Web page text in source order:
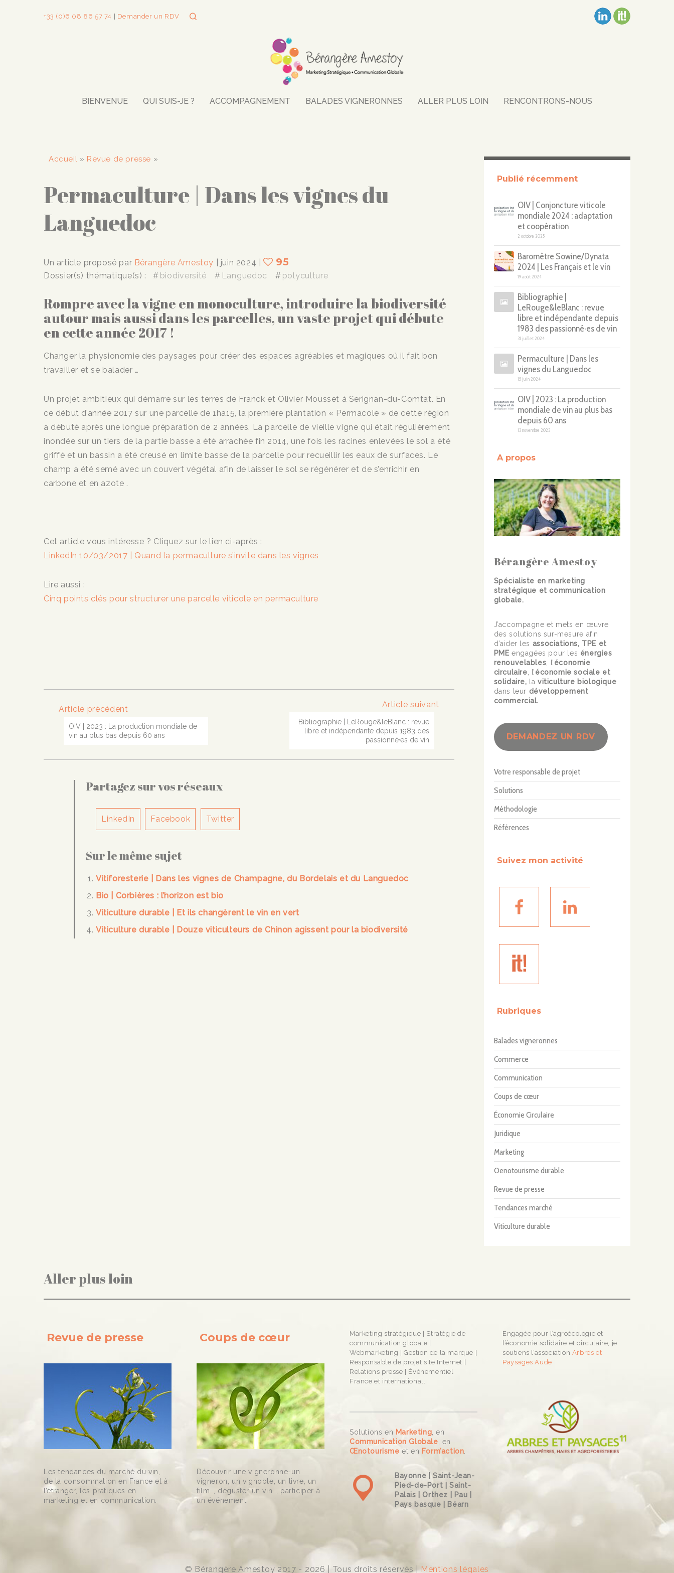
+33 (0)6 08 86 57 74 Demander un RDV
BIENVENUE QUI SUIS-JE ? ACCOMPAGNEMENT BALADES VIGNERONNES ALLER PLUS LOIN RENCONTRONS-NOUS
Accueil » Revue de presse »
Permaculture | Dans les vignes du
Languedoc
Un article proposé par Bérangère Amestoy | juin 2024 | 95
Dossier(s) thématique(s) : biodiversité Languedoc polyculture
Rompre avec la vigne en monoculture, introduire la biodiversité
autour mais aussi dans les parcelles, un vaste projet qui débute
en cette année 2017 !
Changer la physionomie des paysages pour créer des espaces agréables et magiques où il fait bon
travailler et se balader …
Un projet ambitieux qui démarre sur les terres de Franck et Olivier Mousset à Serignan-du-Comtat. En
ce début d’année 2017 sur une parcelle de 1ha15, la première plantation « Permacole » de cette région
a débuté après une longue préparation de 2 années. La parcelle de vieille vigne qui était régulièrement
inondée sur un tiers de la partie basse a été arrachée fin 2014, une fois les racines enlevées le sol a été
griffé et un bassin a été creusé en limite basse de la parcelle pour recueillir les eaux de surfaces. Le
champ a été semé avec un couvert végétal afin de laisser le sol se régénérer et de s’enrichir en
carbone et en azote .
Cet article vous intéresse ? Cliquez sur le lien ci-après :
LinkedIn 10/03/2017 | Quand la permaculture s’invite dans les vignes
Lire aussi :
Cinq points clés pour structurer une parcelle viticole en permaculture
Article précédent
OIV | 2023 : La production mondiale de
vin au plus bas depuis 60 ans
Article suivant
Bibliographie | LeRouge&leBlanc : revue
libre et indépendante depuis 1983 des
passionné·es de vin
Partagez sur vos réseaux
LinkedIn Facebook Twitter
Sur le même sujet
Vitiforesterie | Dans les vignes de Champagne, du Bordelais et du Languedoc
Bio | Corbières : l’horizon est bio
Viticulture durable | Et ils changèrent le vin en vert
Viticulture durable | Douze viticulteurs de Chinon agissent pour la biodiversité
Publié récemment
OIV | Conjoncture viticole
mondiale 2024 : adaptation
et coopération
2 octobre 2025
Baromètre Sowine/Dynata
2024 | Les Français et le vin
19 août 2024
Bibliographie |
LeRouge&leBlanc : revue
libre et indépendante depuis
1983 des passionné·es de vin
31 juillet 2024
Permaculture | Dans les
vignes du Languedoc
15 juin 2024
OIV | 2023 : La production
mondiale de vin au plus bas
depuis 60 ans
13 novembre 2023
A propos
Bérangère Amestoy
Spécialiste en marketing
stratégique et communication
globale.
J’accompagne et mets en œuvre
des solutions sur-mesure afin
d’aider les associations, TPE et
PME engagées pour les énergies
renouvelables , l’économie
circulaire , l’économie sociale et
solidaire,
la viticulture biologique
dans leur développement
commercial.
DEMANDEZ UN RDV
Votre responsable de projet
Solutions
Méthodologie
Références
Suivez mon activité
Rubriques
Balades vigneronnes
Commerce
Communication
Coups de cœur
Économie Circulaire
Juridique
Marketing
Oenotourisme durable
Revue de presse
Tendances marché
Viticulture durable
Aller plus loin
Revue de presse
Les tendances du marché du vin,
de la consommation en France et à
l’étranger, les pratiques en
marketing et en communication.
Coups de cœur
Découvrir une vigneronne-un
vigneron, un vignoble, un livre, un
film…, déguster un vin…, participer à
un événement…
Marketing stratégique | Stratégie de
communication globale |
Webmarketing | Gestion de la marque |
Responsable de projet site Internet |
Relations presse | Événementiel
France et international.
Solutions en Marketing , en
Communication Globale , en
Œnotourisme et en Form’action
Bayonne | Saint-Jean-
Pied-de-Port | Saint-
Palais | Orthez | Pau |
Pays basque | Béarn
Engagée pour l’agroécologie et
l’économie solidaire et circulaire, je
soutiens l’association Arbres et
Paysages Aude
© Bérangère Amestoy 2017 - 2026 | Tous droits réservés |Mentions légales